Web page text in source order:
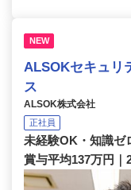
NEW
ALSOKセキュリ
ス
ALSOK株式会社
正社員
未経験OK・知識ゼ
賞与平均137万円｜